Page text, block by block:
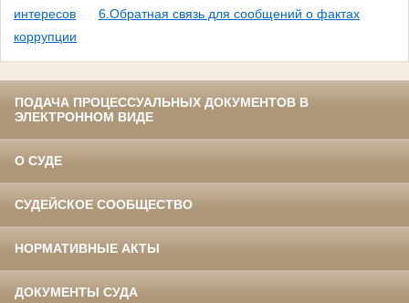
интересов
6.Обратная связь для сообщений о фактах
коррупции
ПОДАЧА ПРОЦЕССУАЛЬНЫХ ДОКУМЕНТОВ В
ЭЛЕКТРОННОМ ВИДЕ
О СУДЕ
СУДЕЙСКОЕ СООБЩЕСТВО
НОРМАТИВНЫЕ АКТЫ
ДОКУМЕНТЫ СУДА